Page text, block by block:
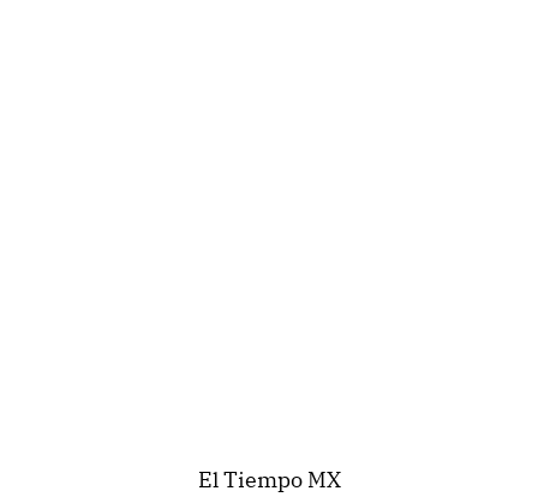
El Tiempo MX